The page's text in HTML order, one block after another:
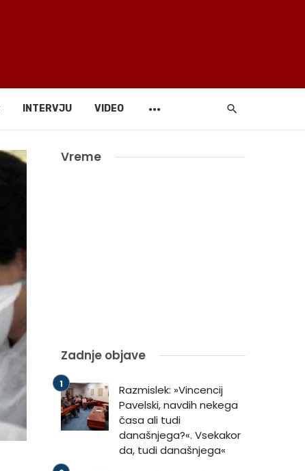
INTERVJU VIDEO
Vreme
Zadnje objave
Razmislek: »Vincencij
Pavelski, navdih nekega
časa ali tudi
današnjega?«. Vsekakor
da, tudi današnjega«